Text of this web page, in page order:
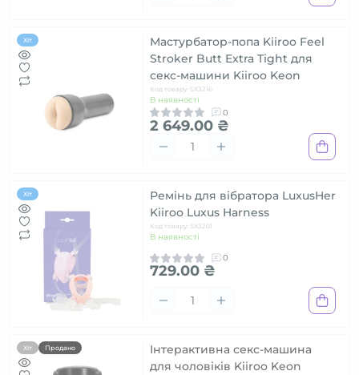
Хіт
Мастурбатор-попа Kiiroo Feel
Stroker Butt Extra Tight для
секс-машини Kiiroo Keon
Код товару: SX3216
В наявності
0
2 649.00 ₴
Хіт
Ремінь для вібратора LuxusHer
Kiiroo Luxus Harness
Код товару: SX3201
В наявності
0
729.00 ₴
Хіт Продано
Інтерактивна секс-машина
для чоловіків Kiiroo Keon